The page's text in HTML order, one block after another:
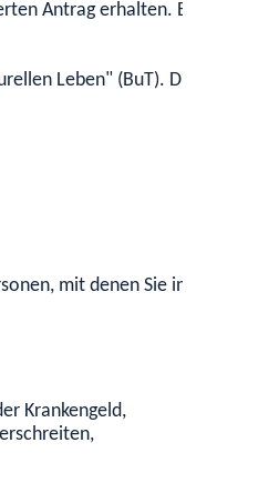
Antrag erhalten. Beispiele
Leben" (BuT). Diese
mit denen Sie in einer
Krankengeld,